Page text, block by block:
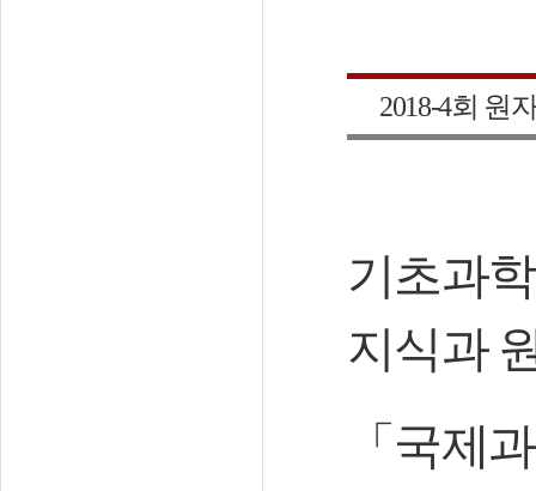
2018-4회 원
기초과
지식과
「 국제